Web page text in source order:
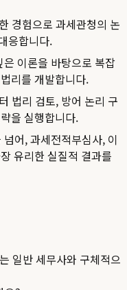
경험으로 과세관청의 논
응합니다.
이론을 바탕으로 복잡
리를 개발합니다.
법리 검토, 방어 논리 구
을 실행합니다.
어, 과세전적부심사, 이
유리한 실질적 결과를
일반 세무사와 구체적으